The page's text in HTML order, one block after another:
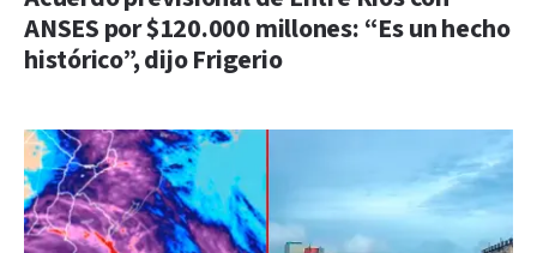
ANSES por $120.000 millones: “Es un hecho
histórico”, dijo Frigerio